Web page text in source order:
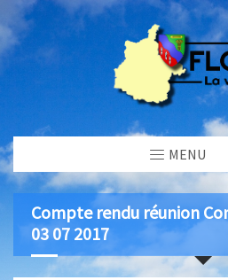
MENU
Compte rendu réunion
03 07 2017